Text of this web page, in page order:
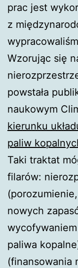
prac jest
z
Wzorując się
powstała
naukowym
kierunku
paliw
Taki traktat
filarów:
nowych
paliwa
(finansowania